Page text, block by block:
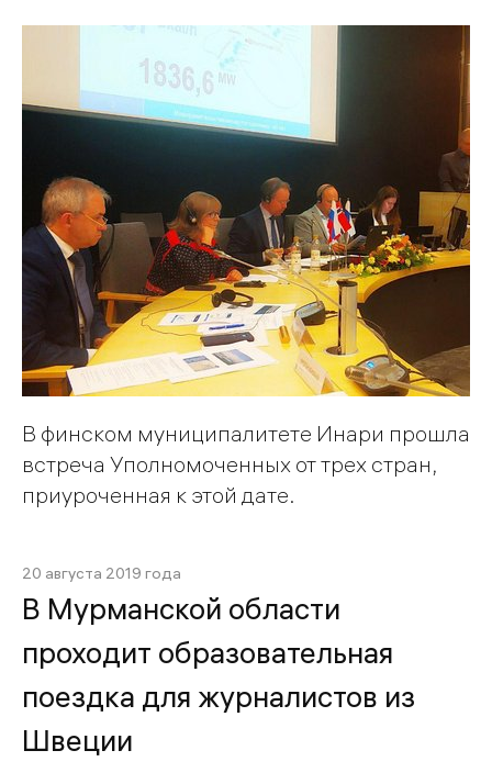
В финском муниципалитете Инари прошла
встреча Уполномоченных от трех стран,
приуроченная к этой дате.
20 августа 2019 года
В Мурманской области
проходит образовательная
поездка для журналистов из
Швеции